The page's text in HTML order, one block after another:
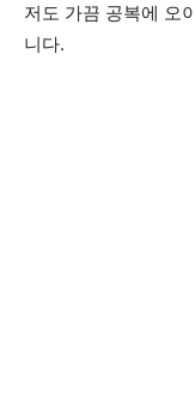
저도 가끔 공복에 오
니다.